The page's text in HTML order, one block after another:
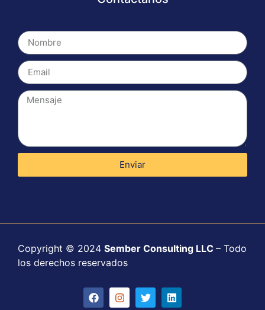
Enviar
Copyright © 2024 Sember Consulting LLC – Todo
los derechos reservados